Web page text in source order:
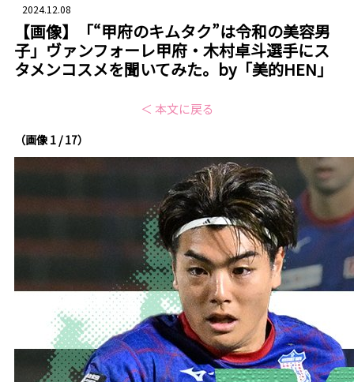
2024.12.08
【画像】「“甲府のキムタク”は令和の美容男
子」ヴァンフォーレ甲府・木村卓斗選手にス
タメンコスメを聞いてみた。by「美的HEN」
＜ 本文に戻る
（画像 1 / 17）